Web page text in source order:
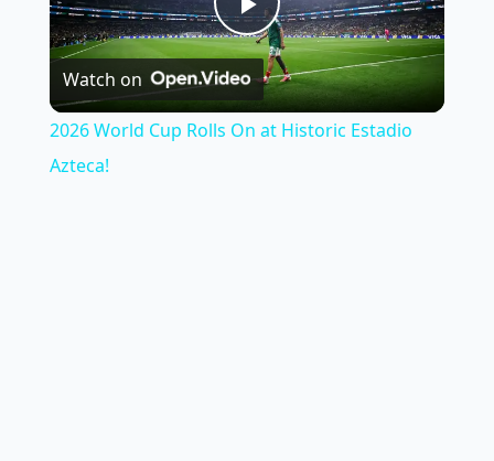
Play
Video
Watch on
2026 World Cup Rolls On at Historic Estadio
Azteca!